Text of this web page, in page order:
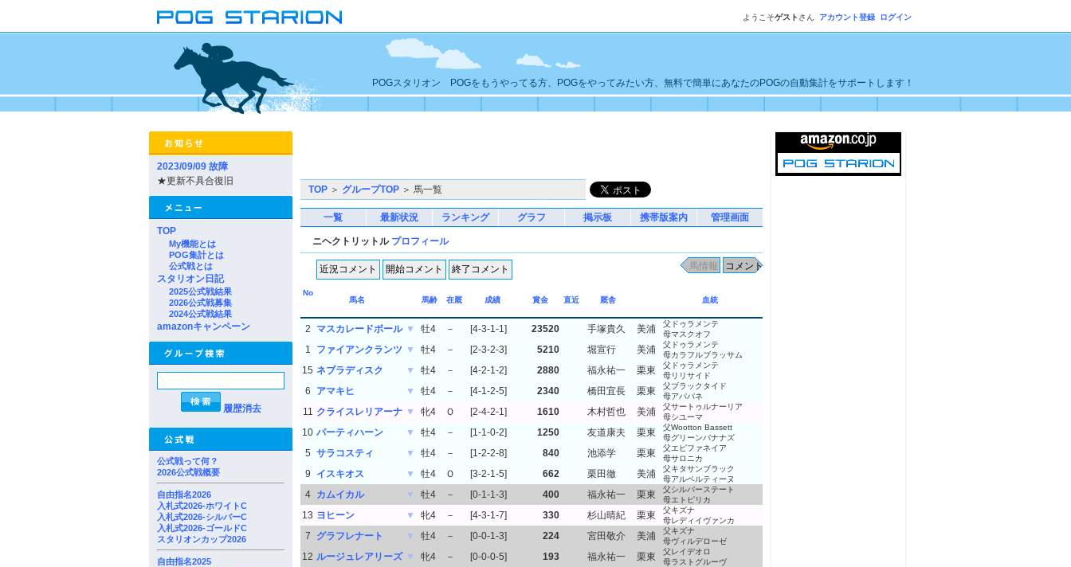
ようこそゲスト さん アカウント登録 ログイン
POGスタリオン POGをもうやってる方、POGをやってみたい方、無料で簡単にあなたのPOGの自動集計をサポートします！
2023/09/09 故障
★更新不具合復旧
TOP
My機能とは
POG集計とは
公式戦とは
スタリオン日記
2025公式戦結果
2026公式戦募集
2024公式戦結果
amazonキャンペーン
履歴消去
公式戦って何？
2026公式戦概要
自由指名2026
入札式2026-ホワイトC
入札式2026-シルバーC
入札式2026-ゴールドC
スタリオンカップ2026
自由指名2025
TOP ＞ グループTOP ＞ 馬一覧
一覧 最新状況 ランキング グラフ 掲示板 携帯版案内 管理画面
ニヘクトリットル プロフィール
No
馬名
馬齢 在厩 成績 賞金 直近 厩舎 血統
2 マスカレードボール ▼ 牡4 － [4-3-1-1] 23520 手塚貴久 美浦
父ドゥラメンテ
母マスクオフ
1 ファイアンクランツ ▼ 牡4 － [2-3-2-3] 5210 堀宣行 美浦
父ドゥラメンテ
母カラフルブラッサム
15 ネブラディスク ▼ 牡4 － [4-2-1-2] 2880 福永祐一 栗東
父ドゥラメンテ
母リリサイド
6 アマキヒ ▼ 牡4 － [4-1-2-5] 2340 橋田宜長 栗東
父ブラックタイド
母アパパネ
11 クライスレリアーナ ▼ 牝4 Ｏ [2-4-2-1] 1610 木村哲也 美浦
父サートゥルナーリア
母シユーマ
10 パーティハーン ▼ 牡4 － [1-1-0-2] 1250 友道康夫 栗東
父Wootton Bassett
母グリーンバナナズ
5 サラコスティ ▼ 牡4 － [1-2-2-8] 840 池添学 栗東
父エピファネイア
母サロニカ
9 イスキオス ▼ 牡4 Ｏ [3-2-1-5] 662 栗田徹 美浦
父キタサンブラック
母アルベルティーヌ
4 カムイカル ▼ 牡4 － [0-1-1-3] 400 福永祐一 栗東
父シルバーステート
母エトピリカ
13 ヨヒーン ▼ 牝4 － [4-3-1-7] 330 杉山晴紀 栗東
父キズナ
母レディイヴァンカ
7 グラフレナート ▼ 牡4 － [0-0-1-3] 224 宮田敬介 美浦
父キズナ
母ヴィルデローゼ
12 ルージュレアリーズ ▼ 牝4 － [0-0-0-5] 193 福永祐一 栗東
父レイデオロ
母ラストグルーヴ